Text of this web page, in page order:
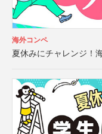
海外コンペ
夏休みにチャレンジ！